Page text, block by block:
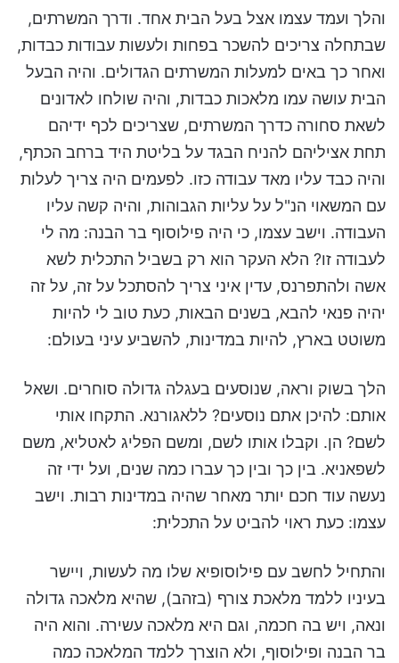
והלך ועמד עצמו אצל בעל הבית אחד. ודרך המשרתים,
שבתחלה צריכים להשכר בפחות ולעשות עבודות כבדות,
ואחר כך באים למעלות המשרתים הגדולים. והיה הבעל
הבית עושה עמו מלאכות כבדות, והיה שולחו לאדונים
לשאת סחורה כדרך המשרתים, שצריכים לכף ידיהם
תחת אציליהם להניח הבגד על בליטת היד ברחב הכתף,
והיה כבד עליו מאד עבודה כזו. לפעמים היה צריך לעלות
עם המשאוי הנ"ל על עליות הגבוהות, והיה קשה עליו
העבודה. וישב עצמו, כי היה פילוסוף בר הבנה: מה לי
לעבודה זו? הלא העקר הוא רק בשביל התכלית לשא
אשה ולהתפרנס, עדין איני צריך להסתכל על זה, על זה
יהיה פנאי להבא, בשנים הבאות, כעת טוב לי להיות
משוטט בארץ, להיות במדינות, להשביע עיני בעולם:
הלך בשוק וראה, שנוסעים בעגלה גדולה סוחרים. ושאל
אותם: להיכן אתם נוסעים? ללאגורנא. התקחו אותי
לשם? הן. וקבלו אותו לשם, ומשם הפליג לאטליא, משם
לשפאניא. בין כך ובין כך עברו כמה שנים, ועל ידי זה
נעשה עוד חכם יותר מאחר שהיה במדינות רבות. וישב
עצמו: כעת ראוי להביט על התכלית:
והתחיל לחשב עם פילוסופיא שלו מה לעשות, ויישר
בעיניו ללמד מלאכת צורף (בזהב), שהיא מלאכה גדולה
ונאה, ויש בה חכמה, וגם היא מלאכה עשירה. והוא היה
בר הבנה ופילוסוף, ולא הוצרך ללמד המלאכה כמה